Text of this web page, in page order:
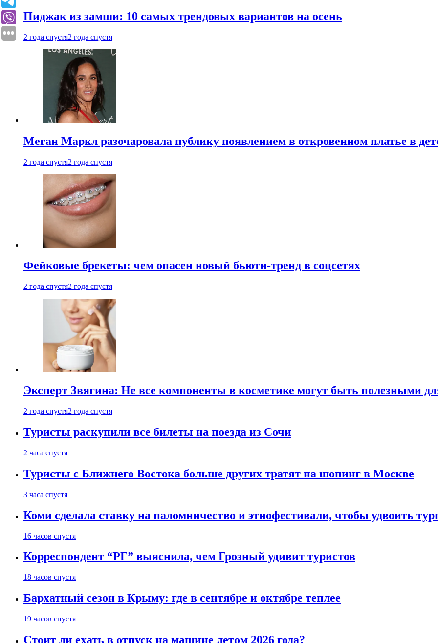
Пиджак из замши: 10 самых трендовых вариантов на осень
2 года спустя2 года спустя
Меган Маркл разочаровала публику появлением в откровенном платье в
2 года спустя2 года спустя
Фейковые брекеты: чем опасен новый бьюти-тренд в соцсетях
2 года спустя2 года спустя
Эксперт Звягина: Не все компоненты в косметике могут быть полезными
2 года спустя2 года спустя
Туристы раскупили все билеты на поезда из Сочи
2 часа спустя
Туристы с Ближнего Востока больше других тратят на шопинг в Москве
3 часа спустя
Коми сделала ставку на паломничество и этнофестивали, чтобы удвоить
16 часов спустя
Корреспондент “РГ” выяснила, чем Грозный удивит туристов
18 часов спустя
Бархатный сезон в Крыму: где в сентябре и октябре теплее
19 часов спустя
Стоит ли ехать в отпуск на машине летом 2026 года?